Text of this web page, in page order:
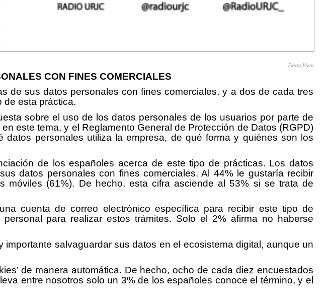
Elena Vivar
CON FINES COMERCIALES
de sus datos personales con fines comerciales, y a dos de cada tres
de esta práctica.
sobre el uso de los datos personales de los usuarios por parte de
este tema, y el Reglamento General de Protección de Datos (RGPD)
personales utiliza la empresa, de qué forma y quiénes son los
de los españoles acerca de este tipo de prácticas. Los datos
datos personales con fines comerciales. Al 44% le gustaría recibir
móviles (61%). De hecho, esta cifra asciende al 53% si se trata de
cuenta de correo electrónico específica para recibir este tipo de
para realizar estos trámites. Solo el 2% afirma no haberse
salvaguardar sus datos en el ecosistema digital, aunque un
de manera automática. De hecho, ocho de cada diez encuestados
entre nosotros solo un 3% de los españoles conoce el término, y el